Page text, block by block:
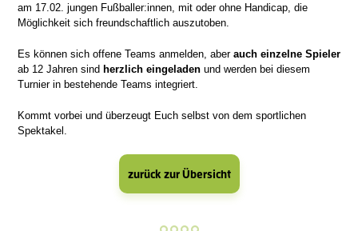
am 17.02. jungen Fußballer:innen, mit oder ohne Handicap, die
Möglichkeit sich freundschaftlich auszutoben.
Es können sich offene Teams anmelden, aber auch einzelne Spieler
ab 12 Jahren sind herzlich eingeladen und werden bei diesem
Turnier in bestehende Teams integriert.
Kommt vorbei und überzeugt Euch selbst von dem sportlichen
Spektakel.
zurück zur Übersicht